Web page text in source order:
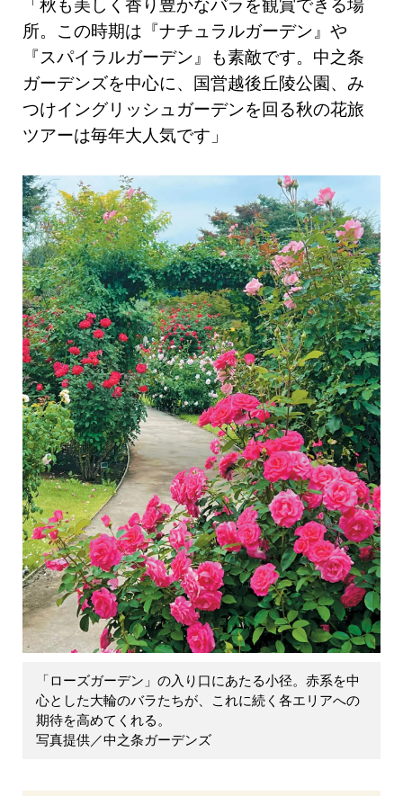
「秋も美しく香り豊かなバラを観賞できる場
所。この時期は『ナチュラルガーデン』や
『スパイラルガーデン』も素敵です。中之条
ガーデンズを中心に、国営越後丘陵公園、み
つけイングリッシュガーデンを回る秋の花旅
ツアーは毎年大人気です」
「ローズガーデン」の入り口にあたる小径。赤系を中
心とした大輪のバラたちが、これに続く各エリアへの
期待を高めてくれる。
写真提供／中之条ガーデンズ